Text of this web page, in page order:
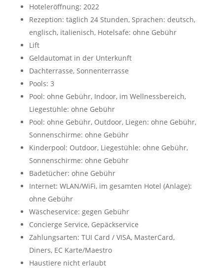
Hoteleröffnung: 2022
Rezeption: täglich 24 Stunden, Sprachen: deutsch,
englisch, italienisch, Hotelsafe: ohne Gebühr
Lift
Geldautomat in der Unterkunft
Dachterrasse, Sonnenterrasse
Pools: 3
Pool: ohne Gebühr, Indoor, im Wellnessbereich,
Liegestühle: ohne Gebühr
Pool: ohne Gebühr, Outdoor, Liegen: ohne Gebühr,
Sonnenschirme: ohne Gebühr
Kinderpool: Outdoor, Liegestühle: ohne Gebühr,
Sonnenschirme: ohne Gebühr
Badetücher: ohne Gebühr
Internet: WLAN/WiFi, im gesamten Hotel (Anlage):
ohne Gebühr
Wäscheservice: gegen Gebühr
Concierge Service, Gepäckservice
Zahlungsarten: TUI Card / VISA, MasterCard,
Diners, EC Karte/Maestro
Haustiere nicht erlaubt